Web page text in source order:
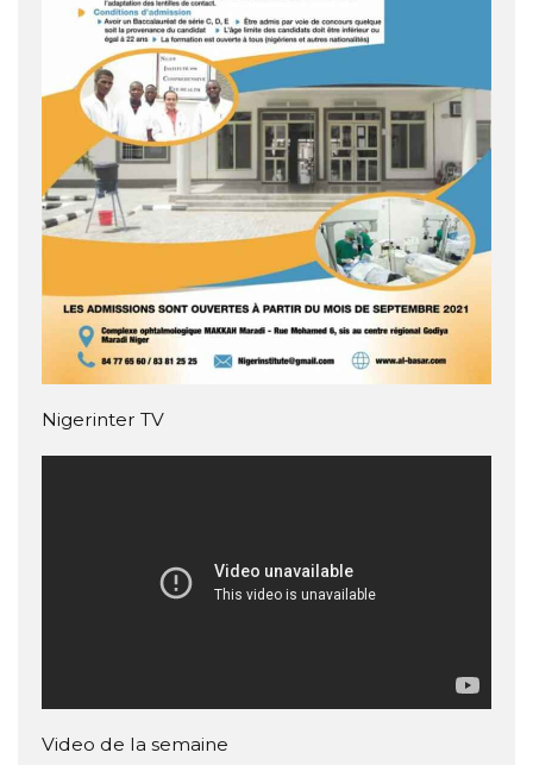
Nigerinter TV
Video de la semaine